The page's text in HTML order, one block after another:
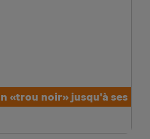
«trou noir» jusqu'à ses